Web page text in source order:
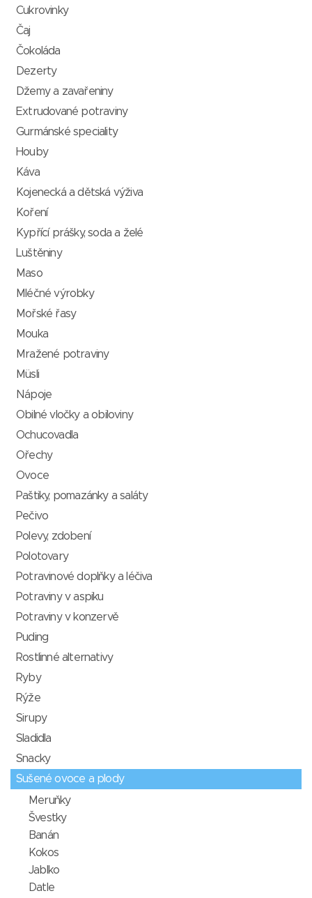
Cukrovinky
Čaj
Čokoláda
Dezerty
Džemy a zavařeniny
Extrudované potraviny
Gurmánské speciality
Houby
Káva
Kojenecká a dětská výživa
Koření
Kypřící prášky, soda a želé
Luštěniny
Maso
Mléčné výrobky
Mořské řasy
Mouka
Mražené potraviny
Müsli
Nápoje
Obilné vločky a obiloviny
Ochucovadla
Ořechy
Ovoce
Paštiky, pomazánky a saláty
Pečivo
Polevy, zdobení
Polotovary
Potravinové doplňky a léčiva
Potraviny v aspiku
Potraviny v konzervě
Puding
Rostlinné alternativy
Ryby
Rýže
Sirupy
Sladidla
Snacky
Sušené ovoce a plody
Meruňky
Švestky
Banán
Kokos
Jablko
Datle